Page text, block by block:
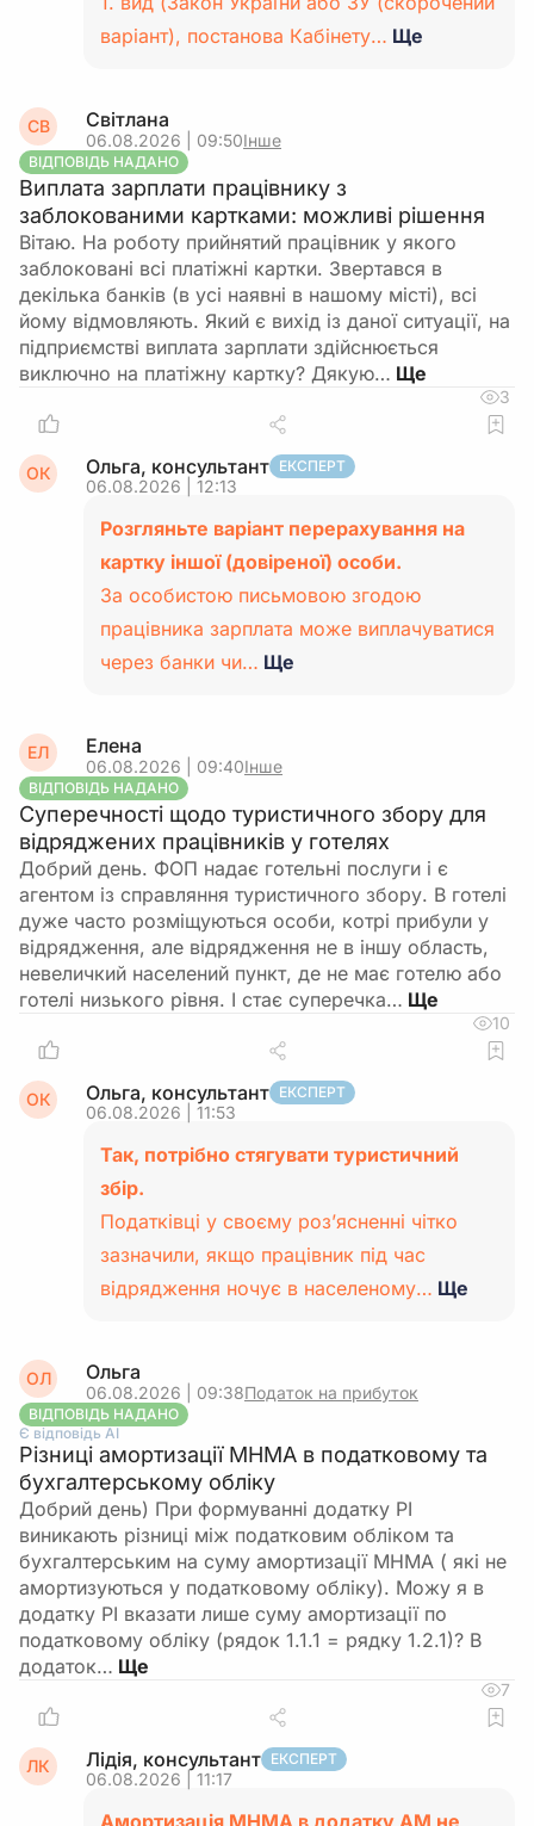
варіант), постанова Кабінету… Ще
СВ Світлана
06.08.2026 | 09:50Інше
ВІДПОВІДЬ НАДАНО
Виплата зарплати працівнику з
заблокованими картками: можливі рішення
Вітаю. На роботу прийнятий працівник у якого
заблоковані всі платіжні картки. Звертався в
декілька банків (в усі наявні в нашому місті), всі
йому відмовляють. Який є вихід із даної ситуації, на
підприємстві виплата зарплати здійснюється
виключно на платіжну картку? Дякую…
3
ОК Ольга, консультант ЕКСПЕРТ
06.08.2026 | 12:13
Розгляньте варіант перерахування на
картку іншої (довіреної) особи.
За особистою письмовою згодою
працівника зарплата може виплачуватися
через банки чи… Ще
ЕЛ Елена
06.08.2026 | 09:40Інше
ВІДПОВІДЬ НАДАНО
Суперечності щодо туристичного збору для
відряджених працівників у готелях
Добрий день. ФОП надає готельні послуги і є
агентом із справляння туристичного збору. В готелі
дуже часто розміщуються особи, котрі прибули у
відрядження, але відрядження не в іншу область,
невеличкий населений пункт, де не має готелю або
готелі низького рівня. І стає суперечка…
10
ОК Ольга, консультант ЕКСПЕРТ
06.08.2026 | 11:53
Так, потрібно стягувати туристичний
збір.
Податківці у своєму роз’ясненні чітко
зазначили, якщо працівник під час
відрядження ночує в населеному… Ще
ОЛ Ольга
06.08.2026 | 09:38Податок на прибуток
ВІДПОВІДЬ НАДАНО
Є відповідь АІ
Різниці амортизації МНМА в податковому та
бухгалтерському обліку
Добрий день) При формуванні додатку РІ
виникають різниці між податковим обліком та
бухгалтерським на суму амортизації МНМА ( які не
амортизуються у податковому обліку). Можу я в
додатку РІ вказати лише суму амортизації по
податковому обліку (рядок 1.1.1 = рядку 1.2.1)? В
додаток…
7
ЛК Лідія, консультант ЕКСПЕРТ
06.08.2026 | 11:17
Амортизація МНМА в додатку АМ не